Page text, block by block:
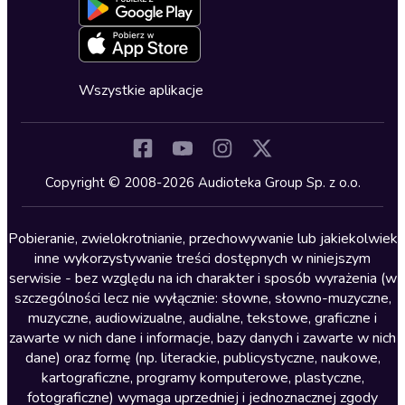
Kryminały
Lektury szkolne
Literatura anglojęzyczna
Literatura faktu
Literatura obyczajowa
Literatura piękna obca
Literatura piękna polska
Nagrania relaksacyjne
Deklaracja dostępności
Oferta dla firm i bibliotek
Blog
Zapowiedzi
Cykle audiobooków
Wszystkie aplikacje
Copyright © 2008-2026 Audioteka Group Sp. z o.o.
Pobieranie, zwielokrotnianie, przechowywanie lub jakiekolwiek
inne wykorzystywanie treści dostępnych w niniejszym
serwisie - bez względu na ich charakter i sposób wyrażenia (w
szczególności lecz nie wyłącznie: słowne, słowno-muzyczne,
muzyczne, audiowizualne, audialne, tekstowe, graficzne i
zawarte w nich dane i informacje, bazy danych i zawarte w nich
dane) oraz formę (np. literackie, publicystyczne, naukowe,
kartograficzne, programy komputerowe, plastyczne,
fotograficzne) wymaga uprzedniej i jednoznacznej zgody